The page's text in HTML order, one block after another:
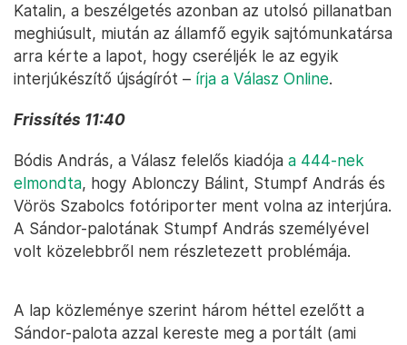
Katalin, a beszélgetés azonban az utolsó pillanatban
meghiúsult, miután az államfő egyik sajtómunkatársa
arra kérte a lapot, hogy cseréljék le az egyik
interjúkészítő újságírót – írja a Válasz Online.
Frissítés 11:40
Bódis András, a Válasz felelős kiadója a 444-nek
elmondta, hogy Ablonczy Bálint, Stumpf András és
Vörös Szabolcs fotóriporter ment volna az interjúra.
A Sándor-palotának Stumpf András személyével
volt közelebbről nem részletezett problémája.
A lap közleménye szerint három héttel ezelőtt a
Sándor-palota azzal kereste meg a portált (ami